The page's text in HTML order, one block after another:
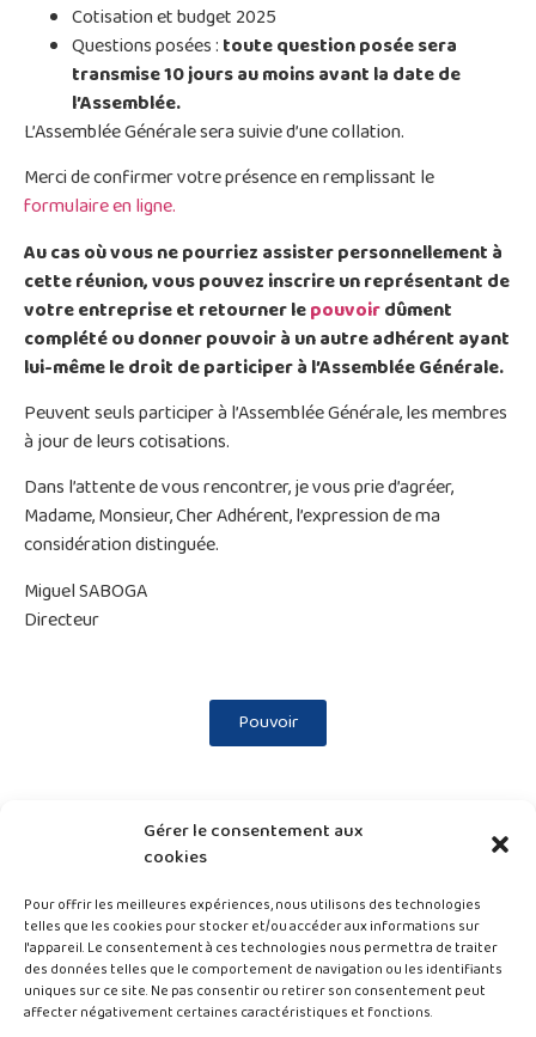
Gérer le consentement aux
cookies
Pour offrir les meilleures expériences, nous utilisons des technologies
telles que les cookies pour stocker et/ou accéder aux informations sur
l'appareil. Le consentement à ces technologies nous permettra de traiter
des données telles que le comportement de navigation ou les identifiants
uniques sur ce site. Ne pas consentir ou retirer son consentement peut
affecter négativement certaines caractéristiques et fonctions.
Cotisation et budget 2025
Questions posées :toute question posée sera
transmise 10 jours au moins avant la date de
l’Assemblée.
L’Assemblée Générale sera suivie d’une collation.
Merci de confirmer votre présence en remplissant le
formulaire en ligne.
Au cas où vous ne pourriez assister personnellement à
cette réunion, vous pouvez inscrire un représentant de
votre entreprise et retourner lepouvoirdûment
complété ou donner pouvoir à un autre adhérent ayant
lui-même le droit de participer à l’Assemblée Générale.
Peuvent seuls participer à l’Assemblée Générale, les membres
à jour de leurs cotisations.
Dans l’attente de vous rencontrer, je vous prie d’agréer,
Madame, Monsieur, Cher Adhérent, l’expression de ma
considération distinguée.
Miguel SABOGA
Directeur
Pouvoir
AST25 ©Tous droits réservés – 2024